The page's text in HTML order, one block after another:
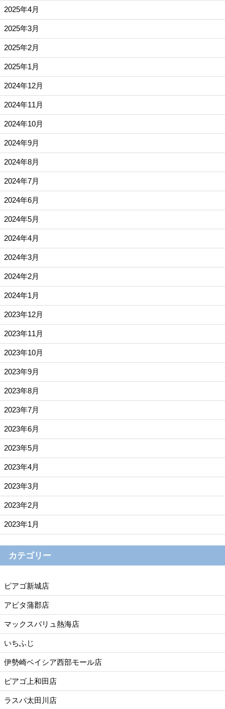
2025年4月
2025年3月
2025年2月
2025年1月
2024年12月
2024年11月
2024年10月
2024年9月
2024年8月
2024年7月
2024年6月
2024年5月
2024年4月
2024年3月
2024年2月
2024年1月
2023年12月
2023年11月
2023年10月
2023年9月
2023年8月
2023年7月
2023年6月
2023年5月
2023年4月
2023年3月
2023年2月
2023年1月
カテゴリー
ピアゴ新城店
アピタ蒲郡店
マックスバリュ熱海店
いちふじ
伊勢崎ベイシア西部モール店
ピアゴ上和田店
ラスパ太田川店